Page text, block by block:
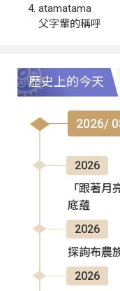
atamatama
父字輩的稱呼
歷史上的今天
2026/
2026
「跟著
底蘊
2026
探詢布農
2026